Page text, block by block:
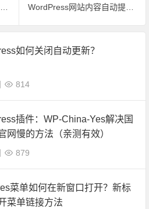
宝塔创建FTP链接时“服务器发回了不可路由的地址,使用服务器地址代替”解决方案
WordPress网站内容自动提交到百度收录的方法
如何关闭自动更新？
814
插件：WP-China-Yes解决国
网慢的方法（亲测有效）
879
菜单如何在新窗口打开？新标
菜单链接方法